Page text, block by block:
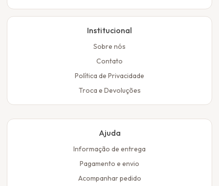
Institucional
Sobre nós
Contato
Política de Privacidade
Troca e Devoluções
Ajuda
Informação de entrega
Pagamento e envio
Acompanhar pedido